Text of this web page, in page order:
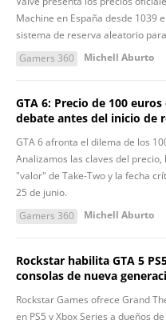
Machine en España desde 1039
sistema de reserva aleatorio
Gamers 360
Michell Aburto
GTA 6: Precio de 100 euros
debate antes del inicio de
GTA 6 afronta el dilema de los
Analizamos las claves del
"valor" de Take-Two y la fecha
25 de junio.
Gamers 360
Michell Aburto
Rockstar habilita GTA 5
consolas de nueva
Rockstar Games ofrece Grand
en PS5 y Xbox Series a dueños